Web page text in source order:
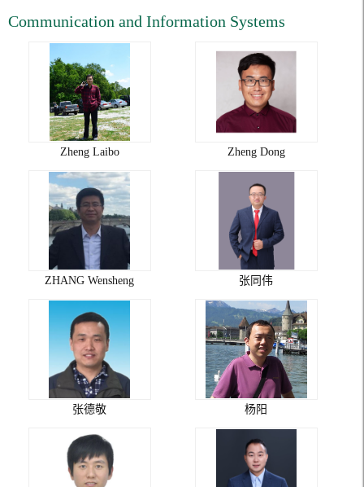
Communication and Information Systems
Zheng Laibo Zheng Dong
ZHANG Wensheng 张同伟
张德敬 杨阳